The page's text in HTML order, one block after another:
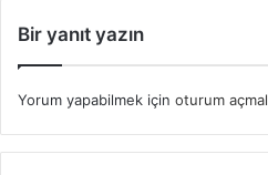
Bir yanıt yazın
Yorum yapabilmek için oturum